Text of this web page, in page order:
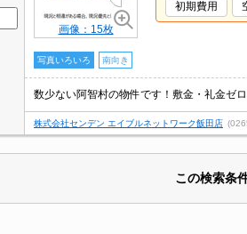
画像：15枚
初期費用
写真いろいろ 南向き
数少ない阿智村の物件です！敷金・礼金ゼロ
株式会社センデン エイブルネットワーク飯田店
この検索条